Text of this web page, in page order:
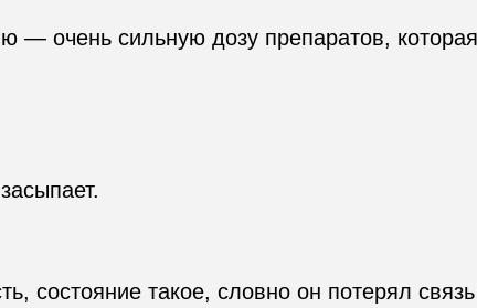
очень сильную дозу препаратов,
состояние такое, словно он потерял